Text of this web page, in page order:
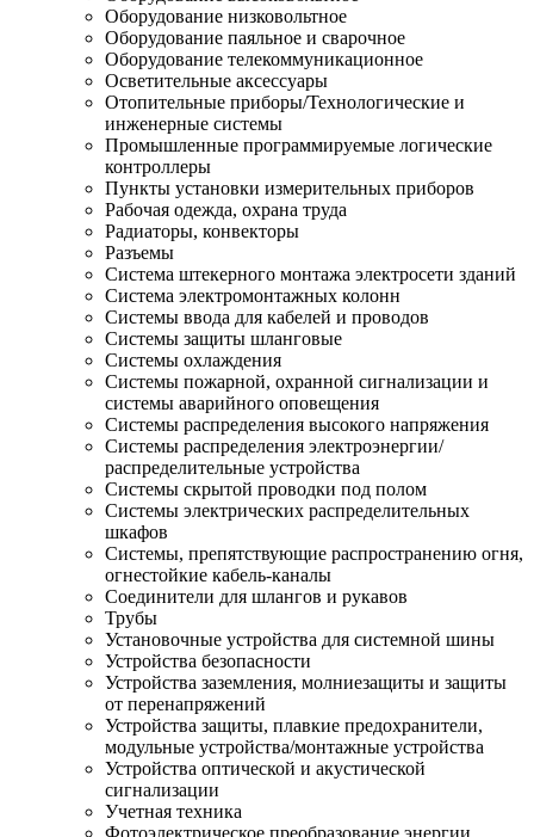
Оборудование низковольтное
Оборудование паяльное и сварочное
Оборудование телекоммуникационное
Осветительные аксессуары
Отопительные приборы/Технологические и
инженерные системы
Промышленные программируемые логические
контроллеры
Пункты установки измерительных приборов
Рабочая одежда, охрана труда
Радиаторы, конвекторы
Разъемы
Система штекерного монтажа электросети зданий
Система электромонтажных колонн
Системы ввода для кабелей и проводов
Системы защиты шланговые
Системы охлаждения
Системы пожарной, охранной сигнализации и
системы аварийного оповещения
Системы распределения высокого напряжения
Системы распределения электроэнергии/
распределительные устройства
Системы скрытой проводки под полом
Системы электрических распределительных
шкафов
Системы, препятствующие распространению огня,
огнестойкие кабель-каналы
Соединители для шлангов и рукавов
Трубы
Установочные устройства для системной шины
Устройства безопасности
Устройства заземления, молниезащиты и защиты
от перенапряжений
Устройства защиты, плавкие предохранители,
модульные устройства/монтажные устройства
Устройства оптической и акустической
сигнализации
Учетная техника
Фотоэлектрическое преобразование энергии